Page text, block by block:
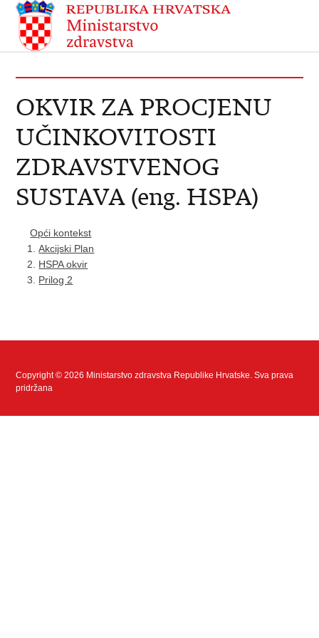
OKVIR ZA PROCJENU
UČINKOVITOSTI
ZDRAVSTVENOG
SUSTAVA (eng. HSPA)
Opći kontekst
Akcijski Plan
HSPA okvir
Prilog 2
Copyright © 2026 Ministarstvo zdravstva Republike Hrvatske. Sva prava
pridržana